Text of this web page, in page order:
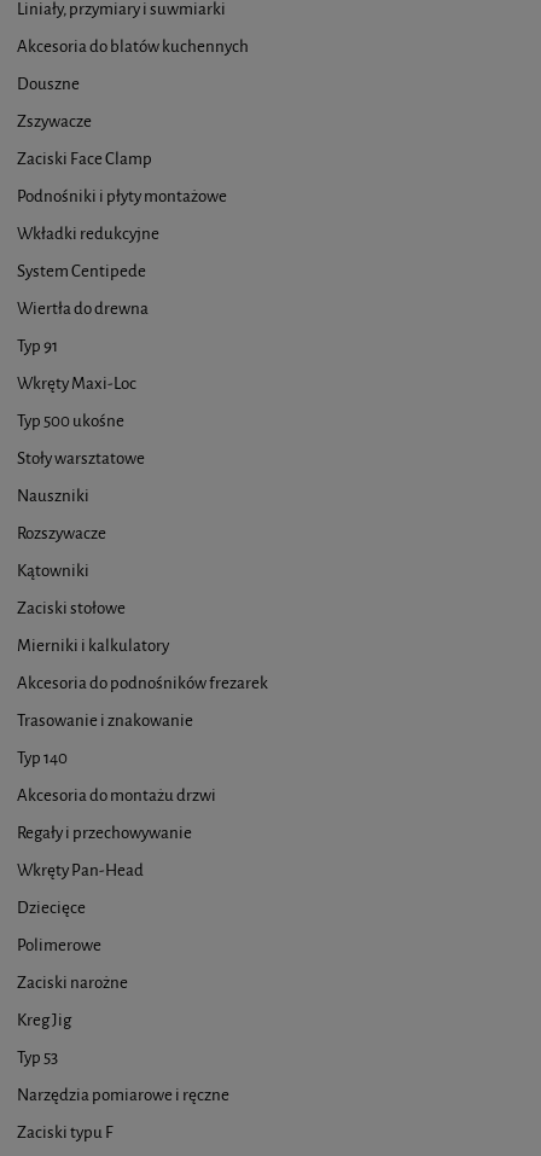
Liniały, przymiary i suwmiarki
Akcesoria do blatów kuchennych
Douszne
Zszywacze
Zaciski Face Clamp
Podnośniki i płyty montażowe
Wkładki redukcyjne
System Centipede
Wiertła do drewna
Typ 91
Wkręty Maxi-Loc
Typ 500 ukośne
Stoły warsztatowe
Nauszniki
Rozszywacze
Kątowniki
Zaciski stołowe
Mierniki i kalkulatory
Akcesoria do podnośników frezarek
Trasowanie i znakowanie
Typ 140
Akcesoria do montażu drzwi
Regały i przechowywanie
Wkręty Pan-Head
Dziecięce
Polimerowe
Zaciski narożne
Kreg Jig
Typ 53
Narzędzia pomiarowe i ręczne
Zaciski typu F